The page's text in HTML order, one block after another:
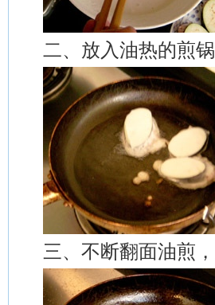
二、放入油热的煎锅
三、不断翻面油煎